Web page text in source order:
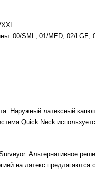
XXL
00/SML, 01/MED, 02/
Наружный латексный
Quick Neck
Альтернативное
на латекс предлагаются